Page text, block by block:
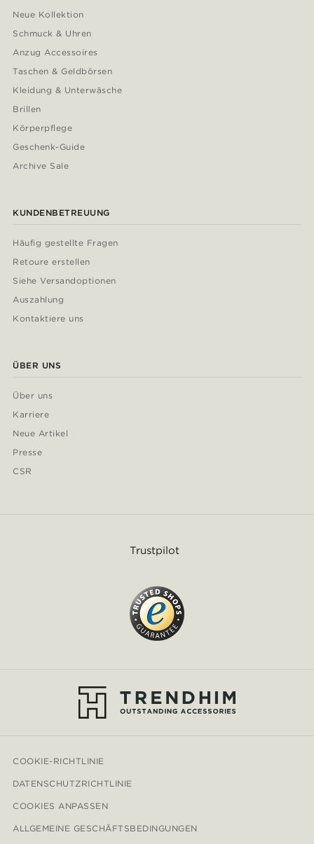
Neue Kollektion
Schmuck & Uhren
Anzug Accessoires
Taschen & Geldbörsen
Kleidung & Unterwäsche
Brillen
Körperpflege
Geschenk-Guide
Archive Sale
KUNDENBETREUUNG
Häufig gestellte Fragen
Retoure erstellen
Siehe Versandoptionen
Auszahlung
Kontaktiere uns
ÜBER UNS
Über uns
Karriere
Neue Artikel
Presse
CSR
Trustpilot
COOKIE-RICHTLINIE
DATENSCHUTZRICHTLINIE
COOKIES ANPASSEN
ALLGEMEINE GESCHÄFTSBEDINGUNGEN